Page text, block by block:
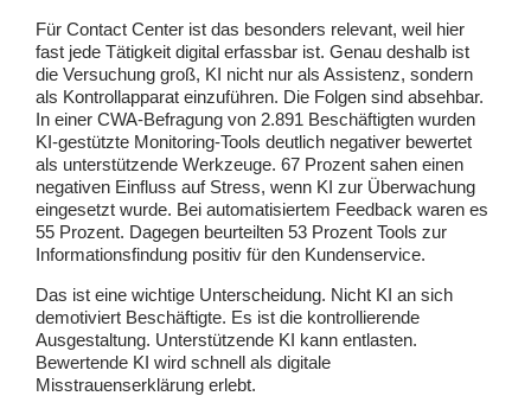
Für Contact Center ist das besonders relevant, weil hier
fast jede Tätigkeit digital erfassbar ist. Genau deshalb ist
die Versuchung groß, KI nicht nur als Assistenz, sondern
als Kontrollapparat einzuführen. Die Folgen sind absehbar.
In einer CWA-Befragung von 2.891 Beschäftigten wurden
KI-gestützte Monitoring-Tools deutlich negativer bewertet
als unterstützende Werkzeuge. 67 Prozent sahen einen
negativen Einfluss auf Stress, wenn KI zur Überwachung
eingesetzt wurde. Bei automatisiertem Feedback waren es
55 Prozent. Dagegen beurteilten 53 Prozent Tools zur
Informationsfindung positiv für den Kundenservice.
Das ist eine wichtige Unterscheidung. Nicht KI an sich
demotiviert Beschäftigte. Es ist die kontrollierende
Ausgestaltung. Unterstützende KI kann entlasten.
Bewertende KI wird schnell als digitale
Misstrauenserklärung erlebt.